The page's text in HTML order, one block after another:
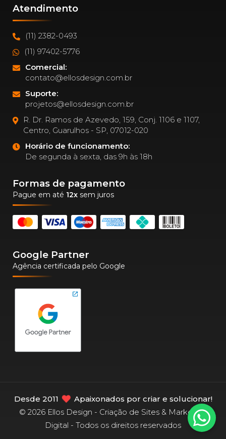
Atendimento
(11) 2382-0493
(11) 97402-5776
Comercial:
contato@ellosdesign.com.br
Suporte:
projetos@ellosdesign.com.br
R. Dr. Ramos de Azevedo, 159, Conj. 1106 e 1107,
Centro, Guarulhos - SP, 07012-020
Horário de funcionamento:
De segunda à sexta, das 9h às 18h
Formas de pagamento
Pague em até 12x sem juros
Google Partner
Agência certificada pelo Google
Desde 2011
Apaixonados por criar e solucionar!
© 2026 Ellos Design - Criação de Sites & Marketing
Digital - Todos os direitos reservados